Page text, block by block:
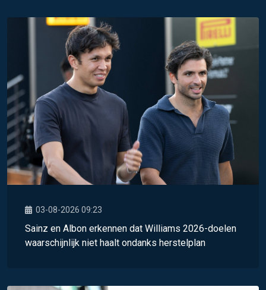
03-08-2026 09:23
Sainz en Albon erkennen dat Williams 2026-doelen
waarschijnlijk niet haalt ondanks herstelplan